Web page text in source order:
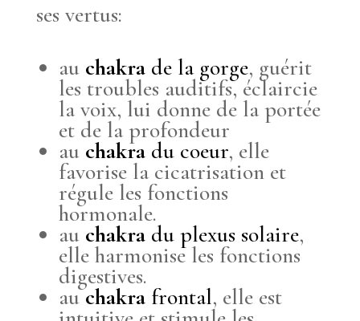
ses vertus:
au chakrade la gorge, guérit
les troubles auditifs, éclaircie
la voix, lui donne de la portée
et de la profondeur
au chakradu coeur, elle
favorise la cicatrisation et
régule les fonctions
hormonale.
au chakradu plexus solaire,
elle harmonise les fonctions
digestives.
auchakrafrontal, elle est